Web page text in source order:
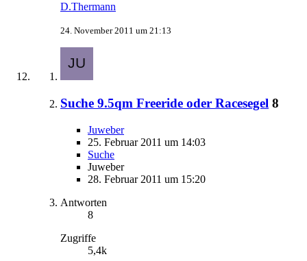
D.Thermann
24. November 2011 um 21:13
Suche 9.5qm Freeride oder Racesegel 8
Juweber
25. Februar 2011 um 14:03
Suche
Juweber
28. Februar 2011 um 15:20
Antworten
8
Zugriffe
5,4k